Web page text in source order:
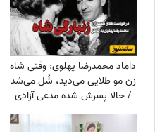
داماد محمدرضا پهلوی: وقتی شاه
زن مو طلایی می‌دید، شُل می‌شد
/ حالا پسرش شده مدعی آزادی
زنان!!!